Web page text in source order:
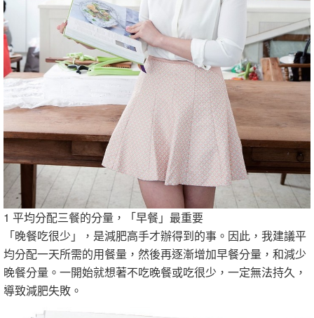
1 平均分配三餐的分量，「早餐」最重要
「晚餐吃很少」，是減肥高手才辦得到的事。因此，我建議平
均分配一天所需的用餐量，然後再逐漸增加早餐分量，和減少
晚餐分量。一開始就想著不吃晚餐或吃很少，一定無法持久，
導致減肥失敗。